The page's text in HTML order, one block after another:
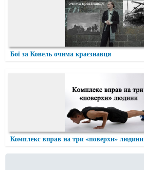
Бої за Ковель очима краєзнавця
Комплекс вправ на три «поверхи» людини